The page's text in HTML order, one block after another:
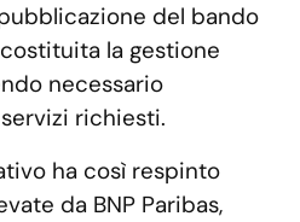
del bando
la gestione
necessario
richiesti.
ha così respinto
da BNP Paribas,